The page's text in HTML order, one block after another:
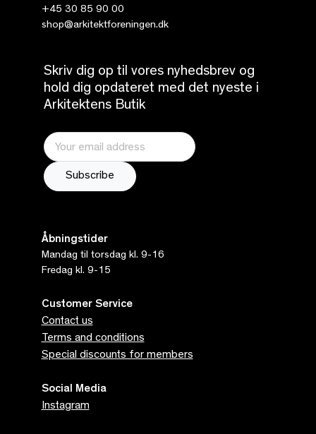
+45 30 85 90 00
shop@arkitektforeningen.dk
Skriv dig op til vores nyhedsbrev og
hold dig opdateret med det nyeste i
Arkitektens Butik
Åbningstider
Mandag til torsdag kl. 9-16
Fredag kl. 9-15
Customer Service
Contact us
Terms and conditions
Special discounts for members
Social Media
Instagram